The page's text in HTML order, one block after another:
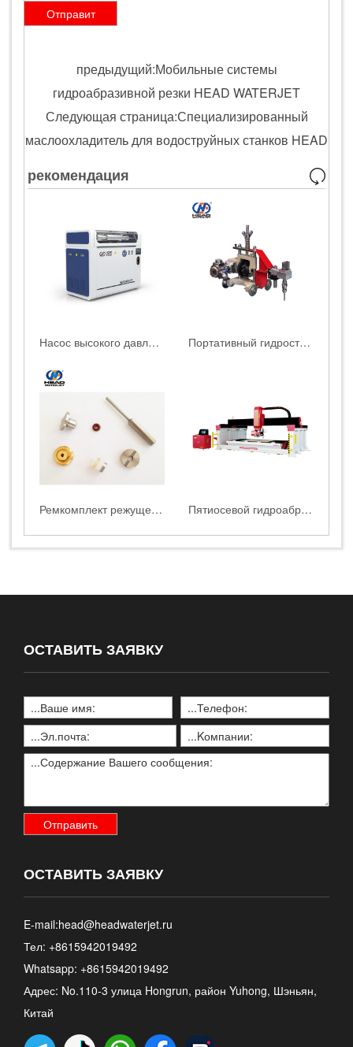
предыдущий:Мобильные системы
гидроабразивной резки HEAD WATERJET
Следующая страница:Специализированный
маслоохладитель для водоструйных станков HEAD
рекомендация
‌Насос высокого давления серии B Портативный гидростанок
Ремкомплект режущей головки Пятиосевой гидроабразивный станок с циркулярной пилой
ОСТАВИТЬ ЗАЯВКУ
ОСТАВИТЬ ЗАЯВКУ
E-mail:head@headwaterjet.ru
Тел: +8615942019492
Whatsapp: +8615942019492
Адрес: No.110-3 улица Hongrun, район Yuhong, Шэньян,
Китай